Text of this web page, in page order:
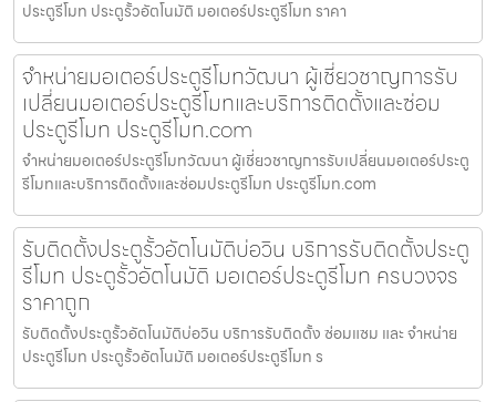
ประตูรีโมท ประตูรั้วอัตโนมัติ มอเตอร์ประตูรีโมท ราคา
จำหน่ายมอเตอร์ประตูรีโมทวัฒนา ผู้เชี่ยวชาญการรับ
เปลี่ยนมอเตอร์ประตูรีโมทและบริการติดตั้งและซ่อม
ประตูรีโมท ประตูรีโมท.com
จำหน่ายมอเตอร์ประตูรีโมทวัฒนา ผู้เชี่ยวชาญการรับเปลี่ยนมอเตอร์ประตู
รีโมทและบริการติดตั้งและซ่อมประตูรีโมท ประตูรีโมท.com
รับติดตั้งประตูรั้วอัตโนมัติบ่อวิน บริการรับติดตั้งประตู
รีโมท ประตูรั้วอัตโนมัติ มอเตอร์ประตูรีโมท ครบวงจร
ราคาถูก
รับติดตั้งประตูรั้วอัตโนมัติบ่อวิน บริการรับติดตั้ง ซ่อมแซม และ จำหน่าย
ประตูรีโมท ประตูรั้วอัตโนมัติ มอเตอร์ประตูรีโมท ร